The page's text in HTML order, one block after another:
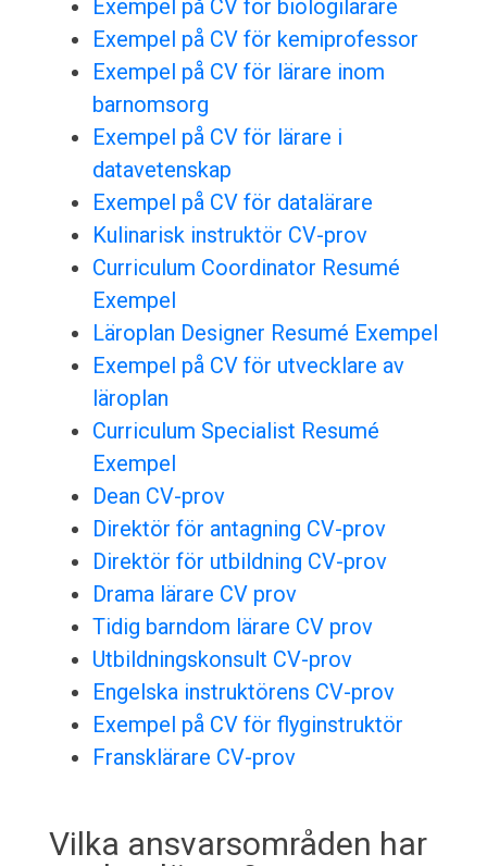
Exempel på CV för biologilärare
Exempel på CV för kemiprofessor
Exempel på CV för lärare inom
barnomsorg
Exempel på CV för lärare i
datavetenskap
Exempel på CV för datalärare
Kulinarisk instruktör CV-prov
Curriculum Coordinator Resumé
Exempel
Läroplan Designer Resumé Exempel
Exempel på CV för utvecklare av
läroplan
Curriculum Specialist Resumé
Exempel
Dean CV-prov
Direktör för antagning CV-prov
Direktör för utbildning CV-prov
Drama lärare CV prov
Tidig barndom lärare CV prov
Utbildningskonsult CV-prov
Engelska instruktörens CV-prov
Exempel på CV för flyginstruktör
Fransklärare CV-prov
Vilka ansvarsområden har